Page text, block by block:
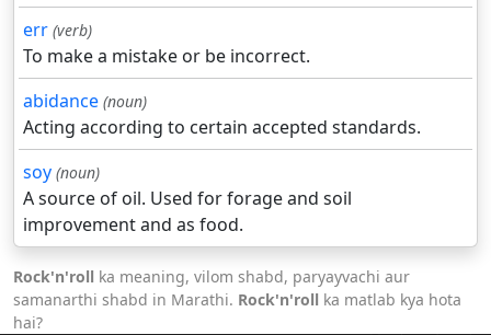
err (verb)
To make a mistake or be incorrect.
abidance (noun)
Acting according to certain accepted standards.
soy (noun)
A source of oil. Used for forage and soil
improvement and as food.
Rock'n'roll ka meaning, vilom shabd, paryayvachi aur
samanarthi shabd in Marathi. Rock'n'roll ka matlab kya hota
hai?